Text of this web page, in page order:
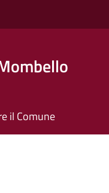
il Comune